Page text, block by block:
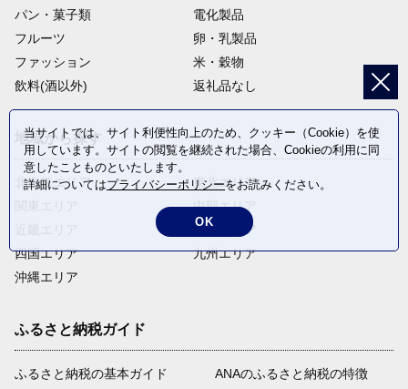
パン・菓子類
電化製品
フルーツ
卵・乳製品
ファッション
米・穀物
飲料(酒以外)
返礼品なし
地域から探す
北海道エリア
四国エリア
沖縄エリア
東北エリア
中部エリア
中国エリア
九州エリア
ふるさと納税ガイド
ふるさと納税の基本ガイド
ANAのふるさと納税の特徴
当サイトでは、サイト利便性向上のため、クッキー（Cookie）を使
用しています。サイトの閲覧を継続された場合、Cookieの利用に同
意したことものといたします。
詳細についてはプライバシーポリシーをお読みください。
OK